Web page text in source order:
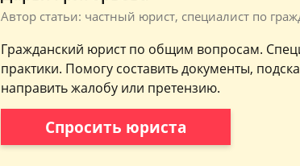
Автор статьи: частный юрист, специалист по
Гражданский юрист по общим вопросам.
практики. Помогу составить документы,
направить жалобу или претензию.
Спросить юриста